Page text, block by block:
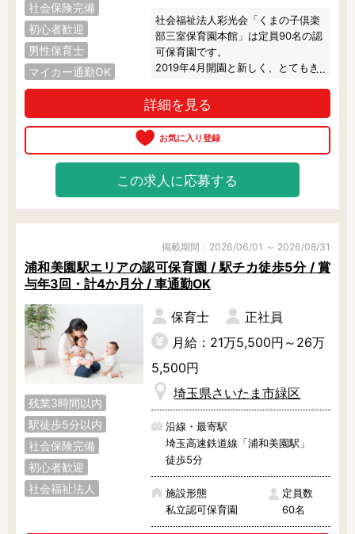
社会保険完備
初心者歓迎
男性保育士
マイカー通勤OK
社会福祉法人彩光会「くまの子倶楽
部三室保育園本館」は定員90名の認
可保育園です。
2019年4月開園と新しく、とてもき
◎ 英語は身近な言葉
2名の外国人講師が常勤で在籍して
います。
外国人講師は、保育時間中つね子ど
もたちに英語で接します。
活動ではカードを用いた英語あそび
や英語の歌を通して英語に親しみを
感じられるようにしています。
会話力や正しい発音はもちろん、自
然とネイティブな感覚が身につきま
す。
保育園の隣には森があり、子どもた
ちは虫取りや木登りなどを体験でき
ます。
また、食育にも力を入れており、保
育園の畑にジャガイモやプチトマト
などの野菜を栽培し、収穫までをお
自然とのかかわりを重視したい保育
士さんにピッタリです！
◎ おいしい給食
管理栄養士、栄養士、調理師さんが
おいしい給食を万全な体制で提供！
休憩の際は派遣保育士さんも給食を
詳細を見る
この求人に応募する
掲載期間：2026/06/01 ～ 2026/08/31
浦和美園駅エリアの認可保育園 / 駅チカ徒歩5分 / 賞
与年3回・計4か月分 / 車通勤OK
残業3時間以内
駅徒歩5分以内
社会保険完備
初心者歓迎
社会福祉法人
保育士
正社員
月給：21万5,500円～26万
5,500円
埼玉県さいたま市緑区
沿線・最寄駅
埼玉高速鉄道線「浦和美園駅」
徒歩5分
施設形態
私立認可保育園
定員数
60名